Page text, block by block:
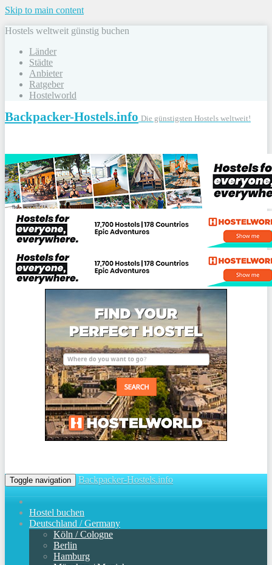
Skip to main content
Hostels weltweit günstig buchen
Länder
Städte
Anbieter
Ratgeber
Hostelworld
Backpacker-Hostels.info Die günstigsten Hostels weltweit!
Toggle navigation Backpacker-Hostels.info
Hostel buchen
Deutschland / Germany
Köln / Cologne
Berlin
Hamburg